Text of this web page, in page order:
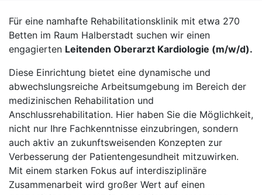
Für eine namhafte Rehabilitationsklinik mit etwa 270
Betten im Raum Halberstadt suchen wir einen
engagierten Leitenden Oberarzt Kardiologie (m/w/d).
Diese Einrichtung bietet eine dynamische und
abwechslungsreiche Arbeitsumgebung im Bereich der
medizinischen Rehabilitation und
Anschlussrehabilitation. Hier haben Sie die Möglichkeit,
nicht nur Ihre Fachkenntnisse einzubringen, sondern
auch aktiv an zukunftsweisenden Konzepten zur
Verbesserung der Patientengesundheit mitzuwirken.
Mit einem starken Fokus auf interdisziplinäre
Zusammenarbeit wird großer Wert auf einen